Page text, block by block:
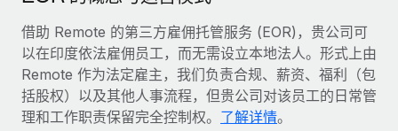
背景调查
简化候选人筛选流程
合规守望台
防范合规风险
案例研究
获得支持
查看全部资源
博客
借助 Remote 的第三方雇佣托管服务 (EOR)，贵公司可
以在印度依法雇佣员工，而无需设立本地法人。形式上由
Remote 作为法定雇主，我们负责合规、薪资、福利（包
括股权）以及其他人事流程，但贵公司对该员工的日常管
理和工作职责保留完全控制权。 了解详情。